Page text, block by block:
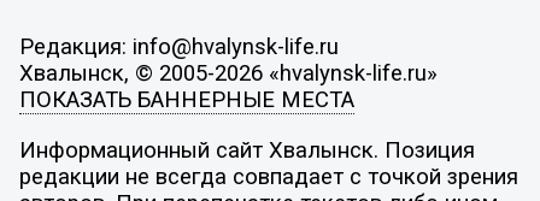
Редакция: info@hvalynsk-life.ru
Хвалынск, © 2005-2026 «hvalynsk-life.ru»
ПОКАЗАТЬ БАННЕРНЫЕ МЕСТА
Информационный сайт Хвалынск. Позиция
редакции не всегда совпадает с точкой зрения